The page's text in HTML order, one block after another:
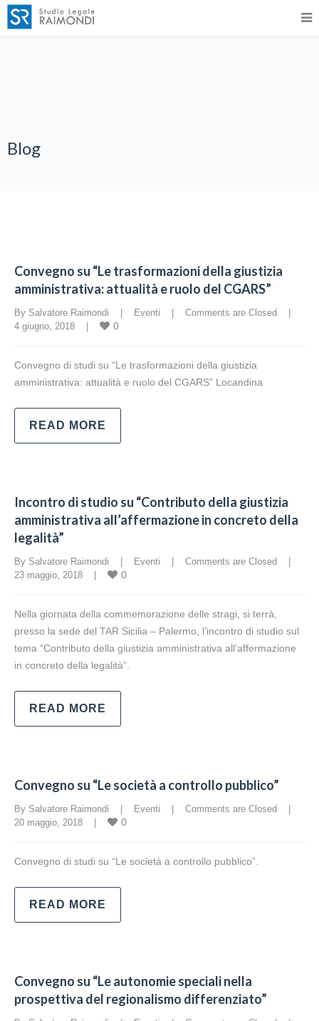
Blog
Convegno su “Le trasformazioni della giustizia
amministrativa: attualità e ruolo del CGARS”
By Salvatore Raimondi    | Eventi Comments are Closed
4 giugno, 2018    |
0
Convegno di studi su “Le trasformazioni della giustizia
amministrativa: attualità e ruolo del CGARS” Locandina
READ MORE
Incontro di studio su “Contributo della giustizia
amministrativa all’affermazione in concreto della
legalità”
By Salvatore Raimondi    | Eventi Comments are Closed
23 maggio, 2018    |
0
Nella giornata della commemorazione delle stragi, si terrà,
presso la sede del TAR Sicilia – Palermo, l’incontro di studio sul
tema “Contributo della giustizia amministrativa all’affermazione
in concreto della legalità”.
READ MORE
Convegno su “Le società a controllo pubblico”
By Salvatore Raimondi    | Eventi Comments are Closed
20 maggio, 2018    |
0
Convegno di studi su “Le società a controllo pubblico”.
READ MORE
Convegno su “Le autonomie speciali nella
prospettiva del regionalismo differenziato”